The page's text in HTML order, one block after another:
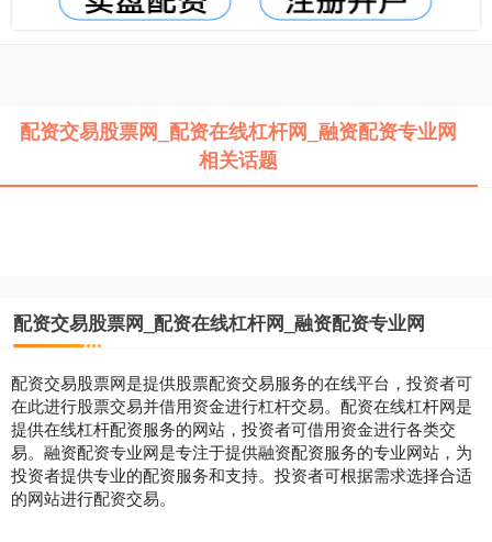
配资交易股票网_配资在线杠杆网_融资配资专业网
相关话题
配资交易股票网_配资在线杠杆网_融资配资专业网
配资交易股票网是提供股票配资交易服务的在线平台，投资者可
在此进行股票交易并借用资金进行杠杆交易。配资在线杠杆网是
提供在线杠杆配资服务的网站，投资者可借用资金进行各类交
易。融资配资专业网是专注于提供融资配资服务的专业网站，为
投资者提供专业的配资服务和支持。投资者可根据需求选择合适
的网站进行配资交易。